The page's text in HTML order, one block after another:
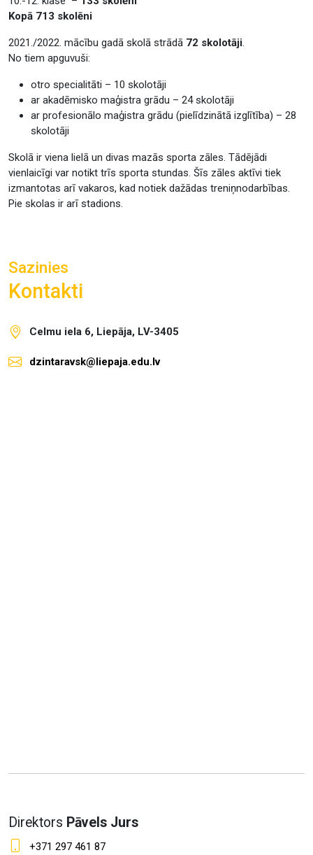
Kopā 713 skolēni
2021./2022. mācību gadā skolā strādā 72 skolotāji.
No tiem apguvuši:
otro specialitāti – 10 skolotāji
ar akadēmisko maģistra grādu – 24 skolotāji
ar profesionālo maģistra grādu (pielīdzinātā izglītība) – 28
skolotāji
Skolā ir viena lielā un divas mazās sporta zāles. Tādējādi
vienlaicīgi var notikt trīs sporta stundas. Šīs zāles aktīvi tiek
izmantotas arī vakaros, kad notiek dažādas treniņnodarbības.
Pie skolas ir arī stadions.
Sazinies
Kontakti
Celmu iela 6, Liepāja, LV-3405
dzintaravsk@liepaja.edu.lv
Direktors Pāvels Jurs
+371 297 461 87